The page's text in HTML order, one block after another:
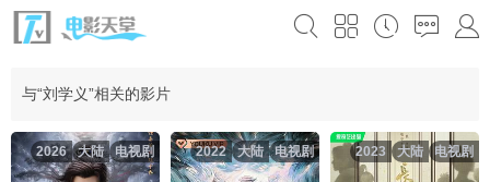
与“刘学义”相关的影片
电视剧
大陆
2026 电视剧
大陆
2022 电视剧
大陆
2023